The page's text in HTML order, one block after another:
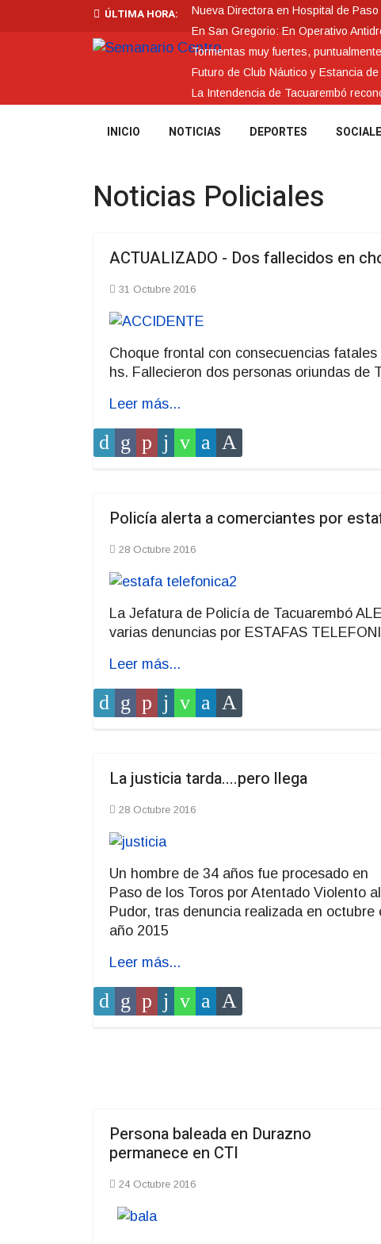
ÚLTIMA HORA:
Nueva Directora en Hospital de
En San Gregorio: En Operativo
Tormentas muy fuertes,
Futuro de Club Náutico y Estancia
La Intendencia de Tacuarembó
INICIO NOTICIAS DEPORTES
Noticias Policiales
ACTUALIZADO - Dos fallecidos en
31 Octubre 2016
Choque frontal con consecuencias
hs. Fallecieron dos personas oriundas de
Leer más...
Policía alerta a comerciantes por
28 Octubre 2016
La Jefatura de Policía de Tacuarembó
varias denuncias por ESTAFAS
Leer más...
La justicia tarda....pero llega
28 Octubre 2016
Un hombre de 34 años fue procesado en
Paso de los Toros por Atentado Violento al
Pudor, tras denuncia realizada en octubre
año 2015
Leer más...
Persona baleada en Durazno
permanece en CTI
24 Octubre 2016